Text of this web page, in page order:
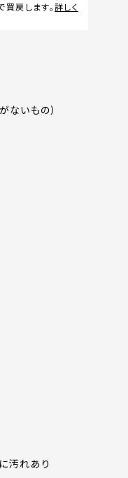
戻します。詳しく
ないもの）
汚れあり